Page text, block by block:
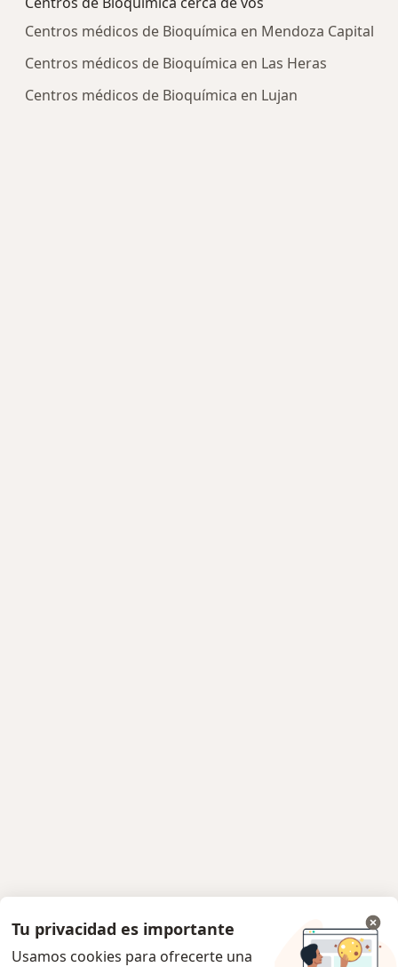
Centros médicos de Bioquímica en Mendoza Capital
Centros médicos de Bioquímica en Las Heras
Centros médicos de Bioquímica en Lujan
Tu privacidad es importante
Usamos cookies para ofrecerte una